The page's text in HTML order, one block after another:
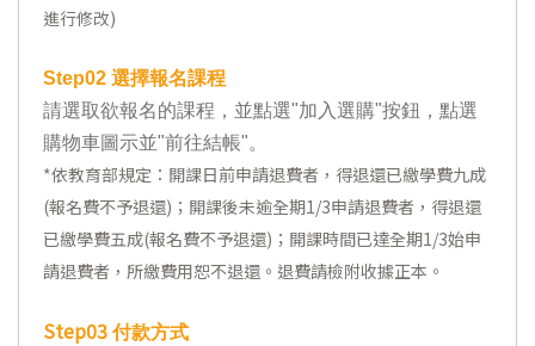
進行修改)
Step02 選擇報名課程
請選取欲報名的課程，並點選"加入選購"按鈕，點選
購物車圖示並"前往結帳"。
*依教育部規定：開課日前申請退費者，得退還已繳學費九成
(報名費不予退還)；開課後未逾全期1/3申請退費者，得退還
已繳學費五成(報名費不予退還)；開課時間已達全期1/3始申
請退費者，所繳費用恕不退還。退費請檢附收據正本。
Step03 付款方式